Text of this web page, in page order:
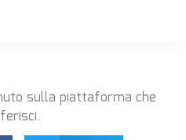
sulla piattaforma che